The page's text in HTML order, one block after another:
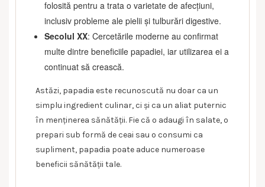
folosită pentru a trata o varietate de afecțiuni,
inclusiv probleme ale pielii și tulburări digestive.
Secolul XX: Cercetările moderne au confirmat
multe dintre beneficiile papadiei, iar utilizarea ei a
continuat să crească.
Astăzi, papadia este recunoscută nu doar ca un
simplu ingredient culinar, ci și ca un aliat puternic
în menținerea sănătății. Fie că o adaugi în salate, o
prepari sub formă de ceai sau o consumi ca
supliment, papadia poate aduce numeroase
beneficii sănătății tale.